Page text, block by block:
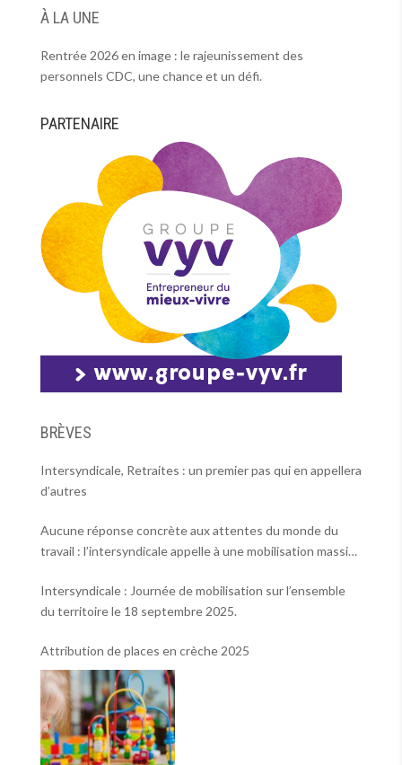
À LA UNE
Rentrée 2026 en image : le rajeunissement des
personnels CDC, une chance et un défi.
PARTENAIRE
BRÈVES
Intersyndicale, Retraites : un premier pas qui en appellera
d’autres
Aucune réponse concrète aux attentes du monde du
travail : l’intersyndicale appelle à une mobilisation massive
Intersyndicale : Journée de mobilisation sur l’ensemble
du territoire le 18 septembre 2025.
Attribution de places en crèche 2025